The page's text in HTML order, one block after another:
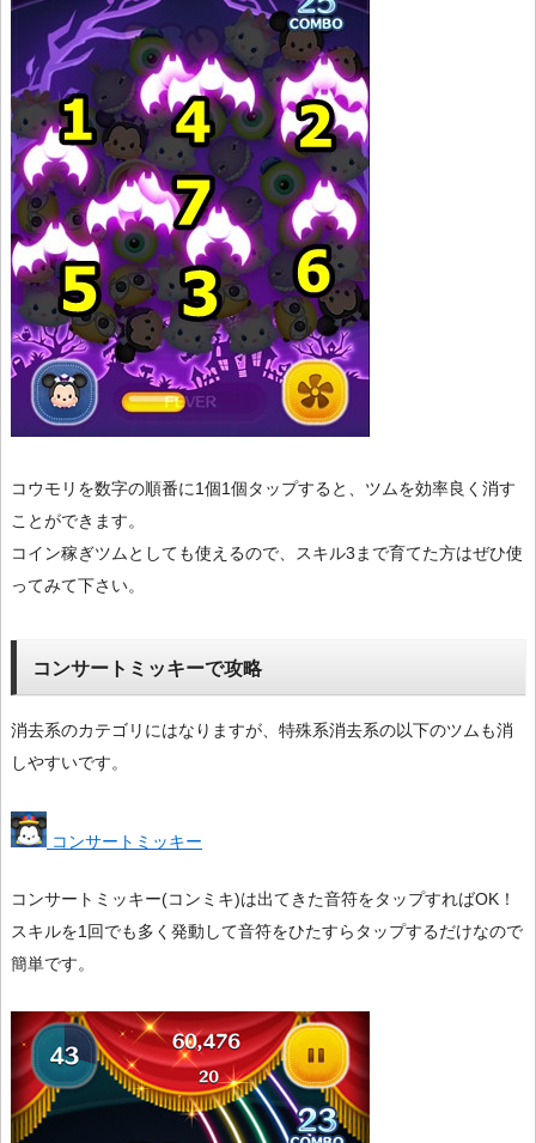
コウモリを数字の順番に1個1個タップすると、ツムを効率良く消す
ことができます。
コイン稼ぎツムとしても使えるので、スキル3まで育てた方はぜひ使
ってみて下さい。
コンサートミッキーで攻略
消去系のカテゴリにはなりますが、特殊系消去系の以下のツムも消
しやすいです。
コンサートミッキー
コンサートミッキー(コンミキ)は出てきた音符をタップすればOK！
スキルを1回でも多く発動して音符をひたすらタップするだけなので
簡単です。